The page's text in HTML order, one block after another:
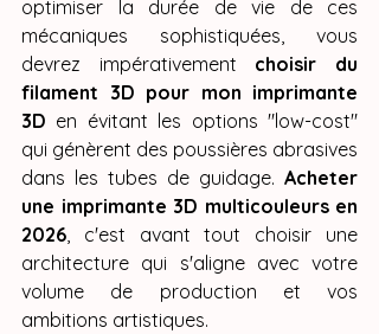
optimiser la durée de vie de ces
mécaniques sophistiquées, vous
devrez impérativement choisir du
filament 3D pour mon imprimante
3D en évitant les options "low-cost"
qui génèrent des poussières abrasives
dans les tubes de guidage. Acheter
une imprimante 3D multicouleurs en
2026, c'est avant tout choisir une
architecture qui s'aligne avec votre
volume de production et vos
ambitions artistiques.